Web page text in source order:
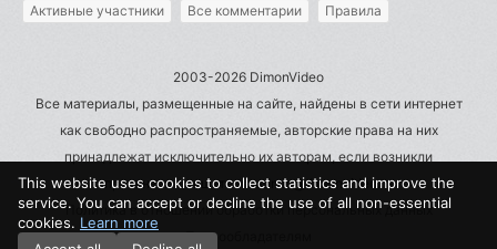
Активные участники
Все комментарии Правила
2003-2026 DimonVideo
Все материалы, размещенные на сайте, найдены в сети интернет
как свободно распространяемые, авторские права на них
принадлежат исключительно их авторам, если возникли
претензии - пишите на admin@dimonvideo.ru
Политика в отношении обработки персональных данных
Правообладателям
This website uses cookies to collect statistics and improve the
service. You can accept or decline the use of all non-essential
cookies. Learn more